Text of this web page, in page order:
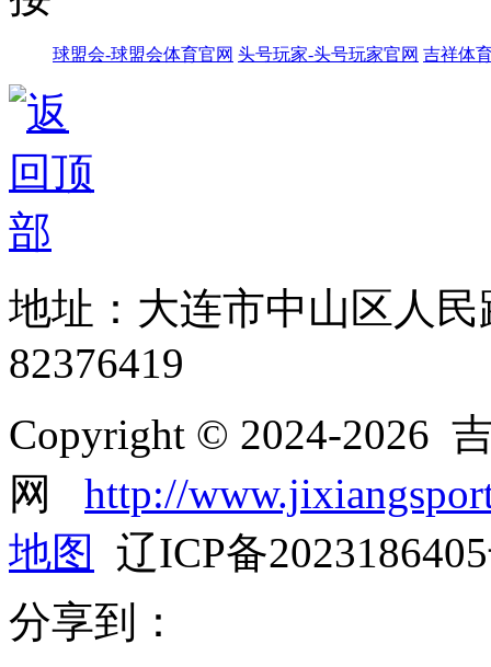
球盟会-球盟会体育官网 头号玩家-头号玩家官网 吉祥体
地址：大连市中山区人
82376419
Copyright © 2024-2026
网 http://
地图
辽ICP备
分享到：